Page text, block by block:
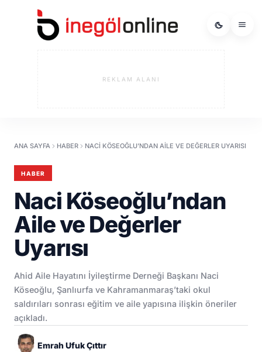
REKLAM ALANI
ANA SAYFA HABER NACI KÖSEOĞLU’NDAN AILE VE DEĞERLER UYARISI
HABER
Naci Köseoğlu’ndan
Aile ve Değerler
Uyarısı
Ahid Aile Hayatını İyileştirme Derneği Başkanı Naci
Köseoğlu, Şanlıurfa ve Kahramanmaraş’taki okul
saldırıları sonrası eğitim ve aile yapısına ilişkin öneriler
açıkladı.
Emrah Ufuk Çıttır